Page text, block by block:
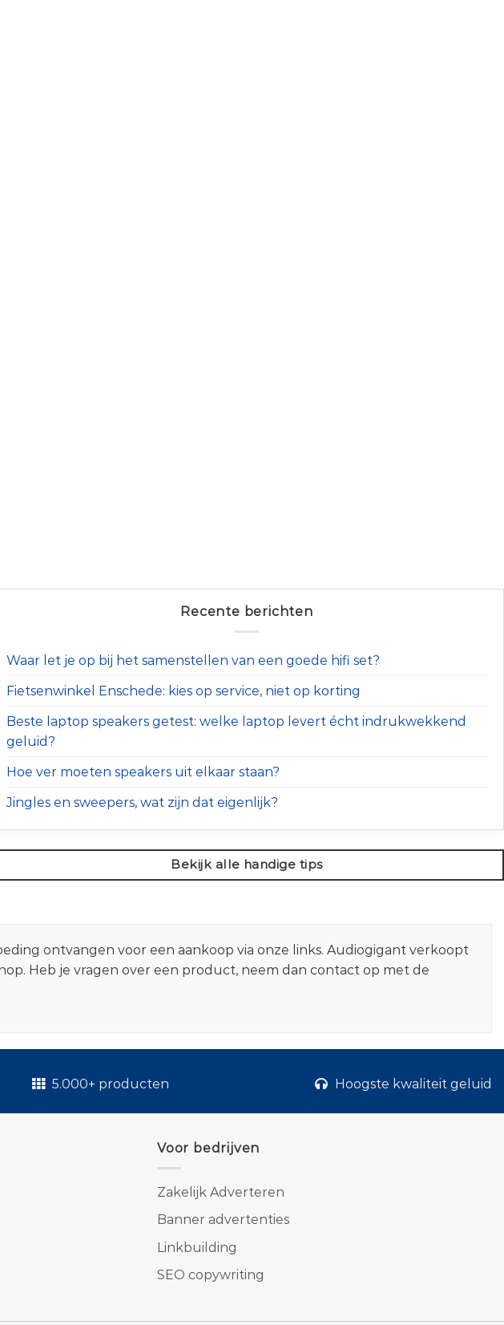
Recente berichten
Waar let je op bij het samenstellen van een goede hifi set?
Fietsenwinkel Enschede: kies op service, niet op korting
Beste laptop speakers getest: welke laptop levert écht indrukwekkend
geluid?
Hoe ver moeten speakers uit elkaar staan?
Jingles en sweepers, wat zijn dat eigenlijk?
Bekijk alle handige tips
ontvangen voor een aankoop via onze links. Audiogigant verkoopt
Heb je vragen over een product, neem dan contact op met de
5.000+ producten Hoogste kwaliteit geluid
Voor bedrijven
Zakelijk Adverteren
Banner advertenties
Linkbuilding
SEO copywriting